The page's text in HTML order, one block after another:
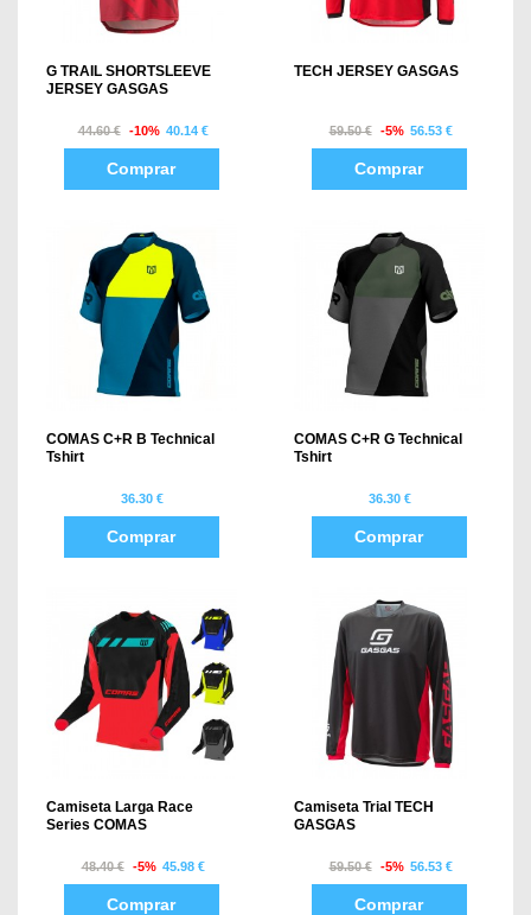
G TRAIL SHORTSLEEVE
JERSEY GASGAS
44.60 € -10% 40.14 €
Comprar
TECH JERSEY GASGAS
59.50 € -5% 56.53 €
Comprar
COMAS C+R B Technical
Tshirt
36.30 €
Comprar
COMAS C+R G Technical
Tshirt
36.30 €
Comprar
Camiseta Larga Race
Series COMAS
48.40 € -5% 45.98 €
Comprar
Camiseta Trial TECH
GASGAS
59.50 € -5% 56.53 €
Comprar